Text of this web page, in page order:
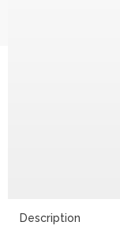
Description